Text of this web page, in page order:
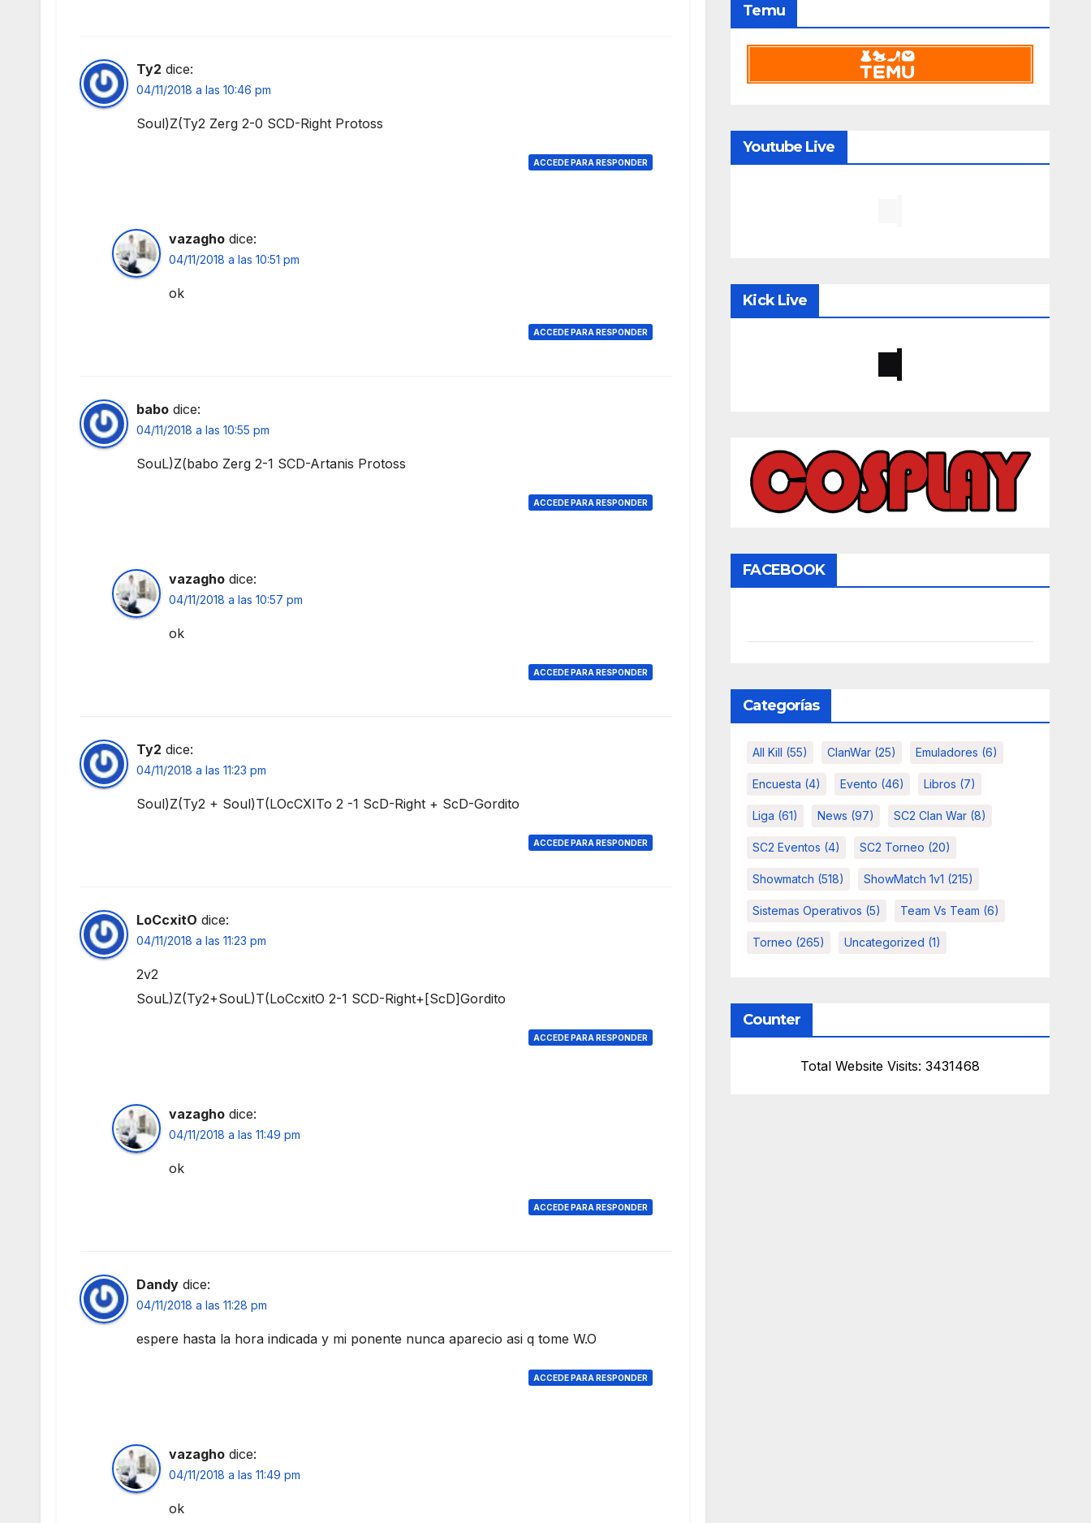
Ty2 dice:
04/11/2018 a las 10:46 pm
Soul)Z(Ty2 Zerg 2-0 SCD-Right Protoss
ACCEDE PARA RESPONDER
vazagho dice:
04/11/2018 a las 10:51 pm
ok
ACCEDE PARA RESPONDER
babo dice:
04/11/2018 a las 10:55 pm
SouL)Z(babo Zerg 2-1 SCD-Artanis Protoss
ACCEDE PARA RESPONDER
vazagho dice:
04/11/2018 a las 10:57 pm
ok
ACCEDE PARA RESPONDER
Ty2 dice:
04/11/2018 a las 11:23 pm
Soul)Z(Ty2 + Soul)T(LOcCXITo 2 -1 ScD-Right + ScD-Gordito
ACCEDE PARA RESPONDER
LoCcxitO dice:
04/11/2018 a las 11:23 pm
2v2
SouL)Z(Ty2+SouL)T(LoCcxitO 2-1 SCD-Right+[ScD]Gordito
ACCEDE PARA RESPONDER
vazagho dice:
04/11/2018 a las 11:49 pm
ok
ACCEDE PARA RESPONDER
Dandy dice:
04/11/2018 a las 11:28 pm
espere hasta la hora indicada y mi ponente nunca aparecio asi q tome W.O
ACCEDE PARA RESPONDER
vazagho dice:
04/11/2018 a las 11:49 pm
ok
Temu
Youtube Live
Kick Live
FACEBOOK
Categorías
All Kill (55) ClanWar (25) Emuladores (6)
Encuesta (4) Evento (46) Libros (7)
Liga (61) News (97) SC2 Clan War (8)
SC2 Eventos (4) SC2 Torneo (20)
Showmatch (518) ShowMatch 1v1 (215)
Sistemas Operativos (5) Team Vs Team (6)
Torneo (265) Uncategorized (1)
Counter
Total Website Visits: 3431468